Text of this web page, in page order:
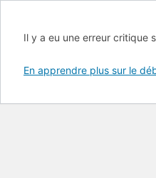
Il y a eu une erreur critique
En apprendre plus sur le